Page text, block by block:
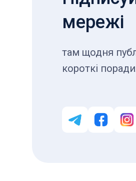
мережі
там щодня
короткі